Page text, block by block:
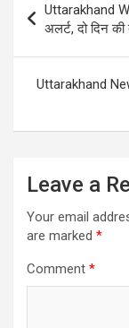
navigation
Uttarakhand
अलर्ट, दो दिन की
Uttarakhand
Leave a
Your email
are marked *
Comment *